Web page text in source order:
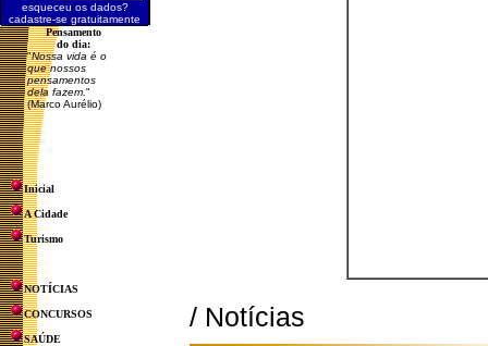
esqueceu os dados?
cadastre-se gratuitamente
Pensamento
do dia:
"Nossa vida é o
que nossos
pensamentos
dela fazem. "
(Marco Aurélio)
Inicial
A Cidade
Turismo
NOTÍCIAS
CONCURSOS
SAÚDE
/ Notícias